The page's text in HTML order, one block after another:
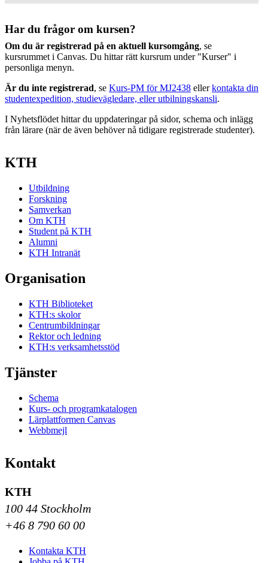
Har du frågor om kursen?
Om du är registrerad på en aktuell kursomgång, se
kursrummet i Canvas. Du hittar rätt kursrum under "Kurser" i
personliga menyn.
Är du inte registrerad, se Kurs-PM för MJ2438 ellerkontakta din
studentexpedition, studievägledare, eller utbilningskansli.
I Nyhetsflödet hittar du uppdateringar på sidor, schema och inlägg
från lärare (när de även behöver nå tidigare registrerade studenter).
KTH
Utbildning
Forskning
Samverkan
Om KTH
Student på KTH
Alumni
KTH Intranät
Organisation
KTH Biblioteket
KTH:s skolor
Centrumbildningar
Rektor och ledning
KTH:s verksamhetsstöd
Tjänster
Schema
Kurs- och programkatalogen
Lärplattformen Canvas
Webbmejl
Kontakt
KTH
100 44 Stockholm
+46 8 790 60 00
Kontakta KTH